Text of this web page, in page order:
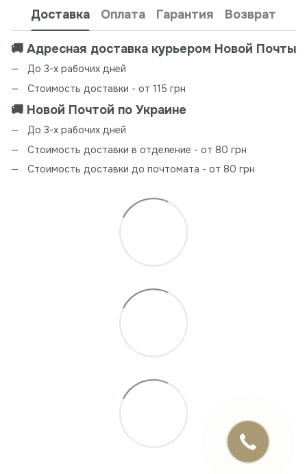
Доставка Оплата Гарантия Возврат
🚚 Адресная доставка курьером Новой Почты
До 3-х рабочих дней
Стоимость доставки - от 115 грн
🚚 Новой Почтой по Украине
До 3-х рабочих дней
Стоимость доставки в отделение - от 80 грн
Стоимость доставки до почтомата - от 80 грн